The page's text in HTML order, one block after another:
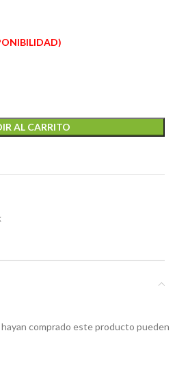
AL CARRITO
comprado este producto pueden